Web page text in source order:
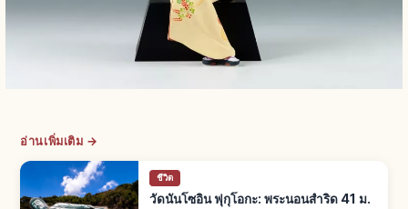
อ่านเพิ่มเติม →
ชีวิต
วัดนันโซอิน ฟุกุโอกะ: พระนอนสำริด 41 ม.